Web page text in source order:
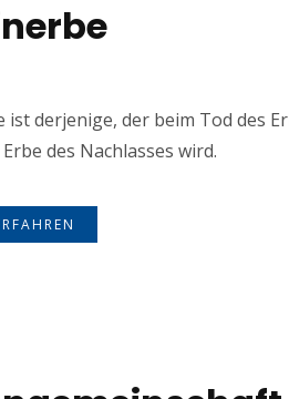
ist derjenige, der beim Tod des
des Nachlasses wird.